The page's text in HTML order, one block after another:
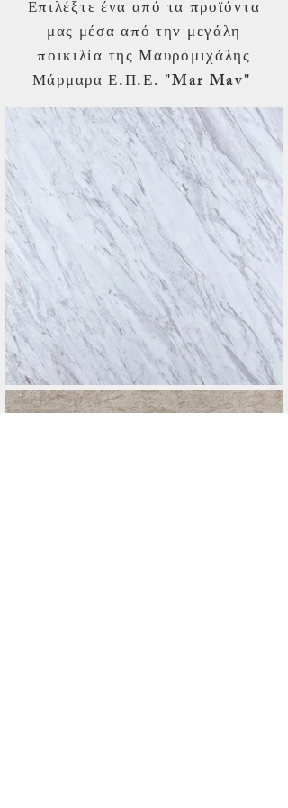
Επιλέξτε ένα από τα προϊόντα
μας μέσα από την μεγάλη
ποικιλία της Μαυρομιχάλης
Μάρμαρα Ε.Π.Ε. "Mar Mav"